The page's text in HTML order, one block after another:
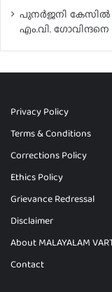
പുനർജനി കേസിൽ
എം.വി.
Privacy Policy
Terms & Conditions
Corrections Policy
Ethics Policy
Grievance Redressal
Disclaimer
About MALAYALAM
Contact